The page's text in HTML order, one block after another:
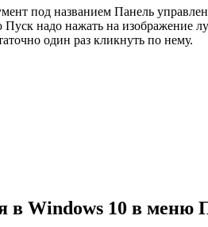
под названием Панель
надо нажать на изображение
один раз кликнуть по нему.
в Windows 10 в меню